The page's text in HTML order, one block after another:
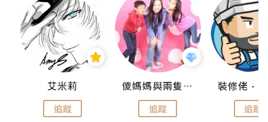
艾米莉
追蹤
儍媽媽與兩隻小魔怪之家
追蹤 追蹤